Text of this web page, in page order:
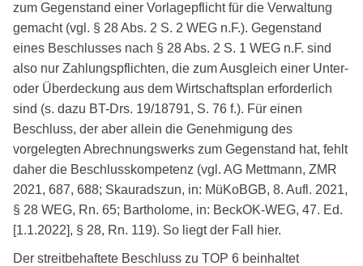
zum Gegenstand einer Vorlagepflicht für die Verwaltung
gemacht (vgl. § 28 Abs. 2 S. 2 WEG n.F.). Gegenstand
eines Beschlusses nach § 28 Abs. 2 S. 1 WEG n.F. sind
also nur Zahlungspflichten, die zum Ausgleich einer Unter-
oder Überdeckung aus dem Wirtschaftsplan erforderlich
sind (s. dazu BT-Drs. 19/18791, S. 76 f.). Für einen
Beschluss, der aber allein die Genehmigung des
vorgelegten Abrechnungswerks zum Gegenstand hat, fehlt
daher die Beschlusskompetenz (vgl. AG Mettmann, ZMR
2021, 687, 688; Skauradszun, in: MüKoBGB, 8. Aufl. 2021,
§ 28 WEG, Rn. 65; Bartholome, in: BeckOK-WEG, 47. Ed.
[1.1.2022], § 28, Rn. 119). So liegt der Fall hier.
Der streitbehaftete Beschluss zu TOP 6 beinhaltet